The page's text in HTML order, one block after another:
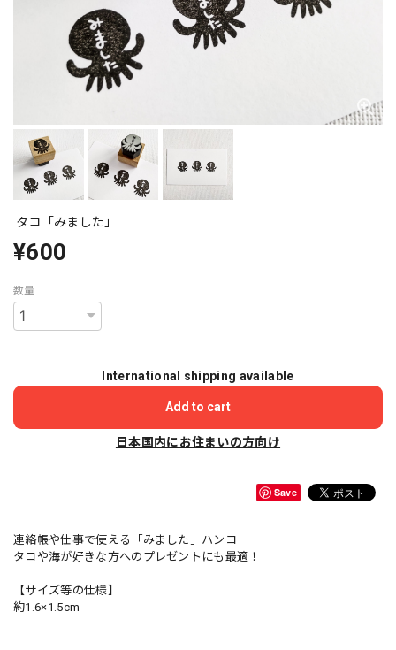
タコ「みました」
¥600
数量
International shipping available
Add to cart
日本国内にお住まいの方向け
Save
連絡帳や仕事で使える「みました」ハンコ
タコや海が好きな方へのプレゼントにも最適！
【サイズ等の仕様】
約1.6×1.5cm